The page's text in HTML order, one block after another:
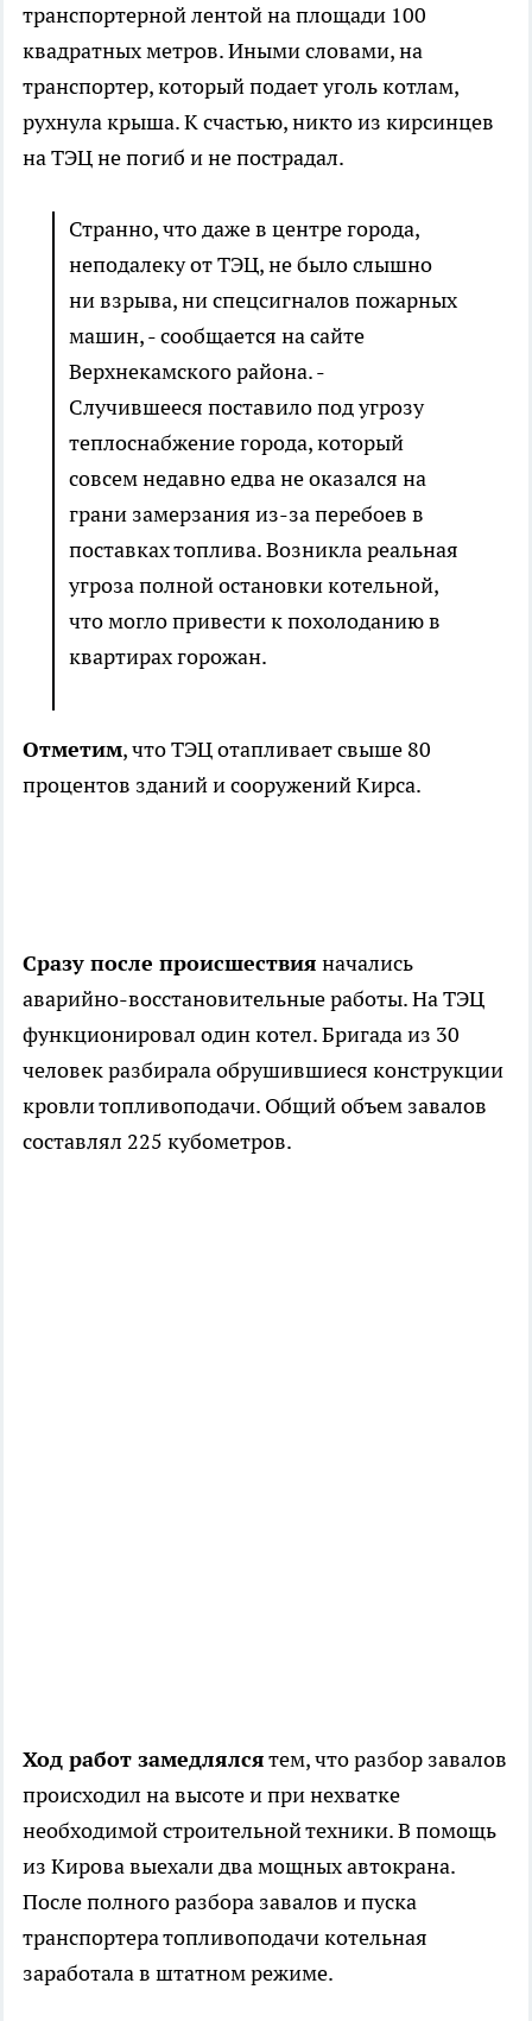
транспортерной лентой на площади 100
квадратных метров. Иными словами, на
транспортер, который подает уголь котлам,
рухнула крыша. К счастью, никто из кирсинцев
на ТЭЦ не погиб и не пострадал.
Странно, что даже в центре города,
неподалеку от ТЭЦ, не было слышно
ни взрыва, ни спецсигналов пожарных
машин, - сообщается на сайте
Верхнекамского района. -
Случившееся поставило под угрозу
теплоснабжение города, который
совсем недавно едва не оказался на
грани замерзания из-за перебоев в
поставках топлива. Возникла реальная
угроза полной остановки котельной,
что могло привести к похолоданию в
квартирах горожан.
Отметим, что ТЭЦ отапливает свыше 80
процентов зданий и сооружений Кирса.
Сразу после происшествия начались
аварийно-восстановительные работы. На ТЭЦ
функционировал один котел. Бригада из 30
человек разбирала обрушившиеся конструкции
кровли топливоподачи. Общий объем завалов
составлял 225 кубометров.
Ход работ замедлялсятем, что разбор завалов
происходил на высоте и при нехватке
необходимой строительной техники. В помощь
из Кирова выехали два мощных автокрана.
После полного разбора завалов и пуска
транспортера топливоподачи котельная
заработала в штатном режиме.